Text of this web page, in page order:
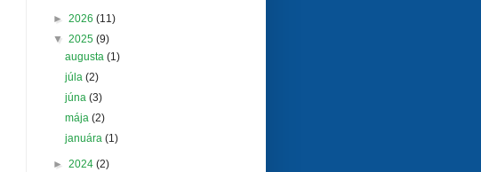
► 2026 (11)
▼ 2025 (9)
augusta(1)
júla(2)
júna(3)
mája(2)
januára(1)
► 2024 (2)